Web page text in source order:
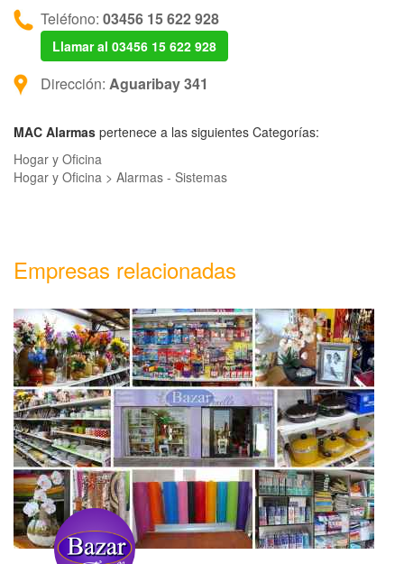
Teléfono: 03456 15 622 928
Llamar al 03456 15 622 928
Dirección: Aguaribay 341
MAC Alarmas pertenece a las siguientes Categorías:
Hogar y Oficina
Hogar y Oficina > Alarmas - Sistemas
Empresas relacionadas